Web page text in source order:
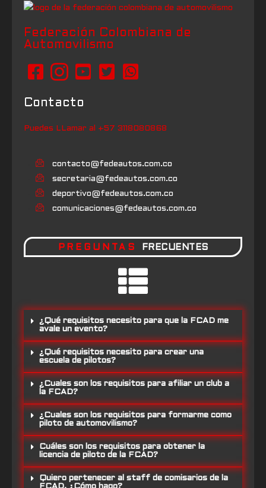
Federación Colombiana de
Automovilismo
Contacto
Puedes LLamar al +57 3118080868
contacto@fedeautos.com.co
secretaria@fedeautos.com.co
deportivo@fedeautos.com.co
comunicaciones@fedeautos.com.co
PREGUNTAS FRECUENTES
¿Qué requisitos necesito para que la FCAD me
avale un evento?
¿Qué requisitos necesito para crear una
escuela de pilotos?
¿Cuales son los requisitos para afiliar un club a
la FCAD?
¿Cuales son los requisitos para formarme como
piloto de automovilismo?
Cuáles son los requisitos para obtener la
licencia de piloto de la FCAD?
Quiero pertenecer al staff de comisarios de la